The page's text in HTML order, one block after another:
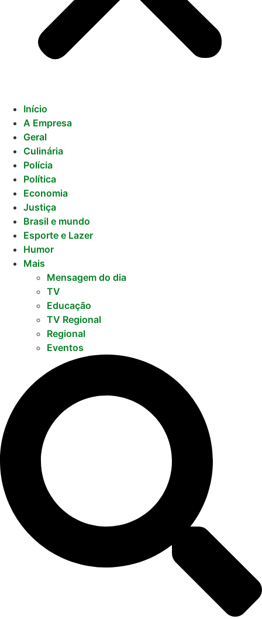
Início
A Empresa
Geral
Culinária
Polícia
Política
Economia
Justiça
Brasil e mundo
Esporte e Lazer
Humor
Mais
Mensagem do dia
TV
Educação
TV Regional
Regional
Eventos